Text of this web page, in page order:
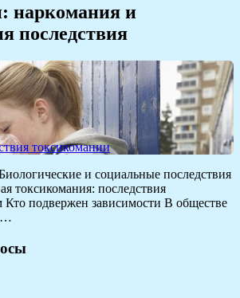
наркомания и
последствия
токсикомании
и социальные последствия
токсикомания: последствия
Кто подвержен зависимости В обществе
…